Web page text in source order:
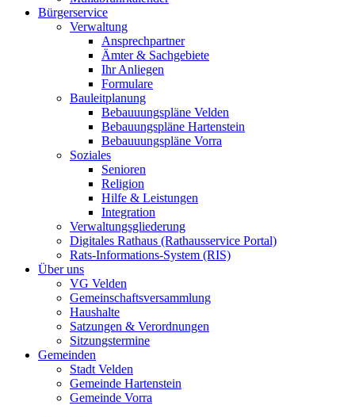
Bürgerservice
Verwaltung
Ansprechpartner
Ämter & Sachgebiete
Ihr Anliegen
Formulare
Bauleitplanung
Bebauuungspläne Velden
Bebauungspläne Hartenstein
Bebauuungspläne Vorra
Soziales
Senioren
Religion
Hilfe & Leistungen
Integration
Verwaltungsgliederung
Digitales Rathaus (Rathausservice Portal)
Rats-Informations-System (RIS)
Über uns
VG Velden
Gemeinschaftsversammlung
Haushalte
Satzungen & Verordnungen
Sitzungstermine
Gemeinden
Stadt Velden
Gemeinde Hartenstein
Gemeinde Vorra